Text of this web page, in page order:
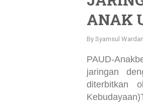
ANAK
By Syamsul
PAUD-
jaringan
diterbitkan